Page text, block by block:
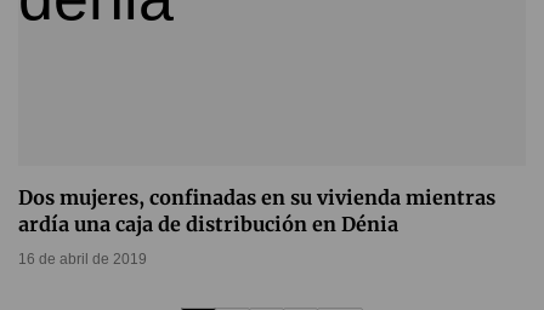
Dos mujeres, confinadas en su vivienda mientras
ardía una caja de distribución en Dénia
16 de abril de 2019